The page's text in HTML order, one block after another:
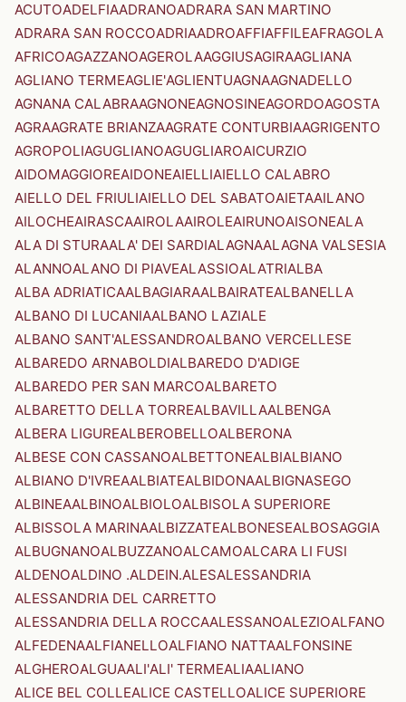
ACUTOADELFIAADRANOADRARA SAN MARTINO
ADRARA SAN ROCCOADRIAADROAFFIAFFILEAFRAGOLA
AFRICOAGAZZANOAGEROLAAGGIUSAGIRAAGLIANA
AGLIANO TERMEAGLIE'AGLIENTUAGNAAGNADELLO
AGNANA CALABRAAGNONEAGNOSINEAGORDOAGOSTA
AGRAAGRATE BRIANZAAGRATE CONTURBIAAGRIGENTO
AGROPOLIAGUGLIANOAGUGLIAROAICURZIO
AIDOMAGGIOREAIDONEAIELLIAIELLO CALABRO
AIELLO DEL FRIULIAIELLO DEL SABATOAIETAAILANO
AILOCHEAIRASCAAIROLAAIROLEAIRUNOAISONEALA
ALA DI STURAALA' DEI SARDIALAGNAALAGNA VALSESIA
ALANNOALANO DI PIAVEALASSIOALATRIALBA
ALBA ADRIATICAALBAGIARAALBAIRATEALBANELLA
ALBANO DI LUCANIAALBANO LAZIALE
ALBANO SANT'ALESSANDROALBANO VERCELLESE
ALBAREDO ARNABOLDIALBAREDO D'ADIGE
ALBAREDO PER SAN MARCOALBARETO
ALBARETTO DELLA TORREALBAVILLAALBENGA
ALBERA LIGUREALBEROBELLOALBERONA
ALBESE CON CASSANOALBETTONEALBIALBIANO
ALBIANO D'IVREAALBIATEALBIDONAALBIGNASEGO
ALBINEAALBINOALBIOLOALBISOLA SUPERIORE
ALBISSOLA MARINAALBIZZATEALBONESEALBOSAGGIA
ALBUGNANOALBUZZANOALCAMOALCARA LI FUSI
ALDENOALDINO .ALDEIN.ALESALESSANDRIA
ALESSANDRIA DEL CARRETTO
ALESSANDRIA DELLA ROCCAALESSANOALEZIOALFANO
ALFEDENAALFIANELLOALFIANO NATTAALFONSINE
ALGHEROALGUAALI'ALI' TERMEALIAALIANO
ALICE BEL COLLEALICE CASTELLOALICE SUPERIORE